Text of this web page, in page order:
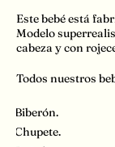
Este bebé está
Modelo
cabeza y con
Todos nuestros
Biberón.
Chupete.